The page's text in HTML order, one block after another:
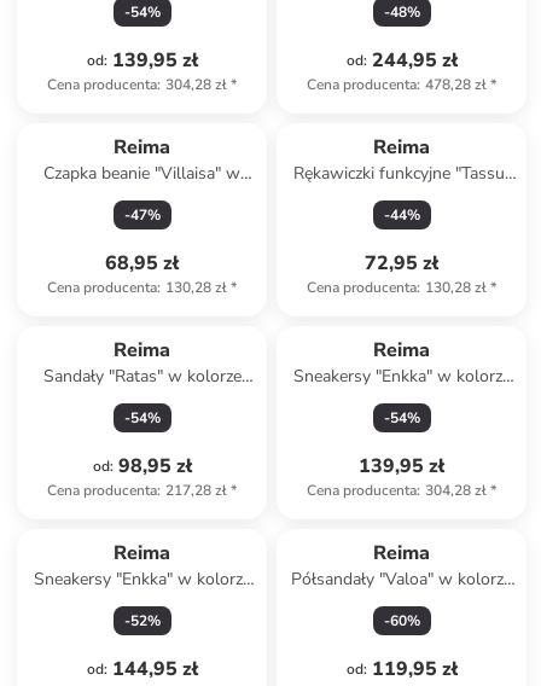
-54%
od: 139,95 zł
Cena producenta: 304,28 zł*
-48%
od: 244,95 zł
Cena producenta: 478,28 zł*
Reima
Czapka beanie "Villaisa" w
kolorze niebieskim
-47%
68,95 zł
Cena producenta: 130,28 zł*
Reima
Rękawiczki funkcyjne "Tassu"
w kolorze czarnym
-44%
72,95 zł
Cena producenta: 130,28 zł*
Reima
Sandały "Ratas" w kolorze
różowym
-54%
od: 98,95 zł
Cena producenta: 217,28 zł*
Reima
Sneakersy "Enkka" w kolorze
biało-niebieskim
-54%
139,95 zł
Cena producenta: 304,28 zł*
Reima
Sneakersy "Enkka" w kolorze
fioletowym
-52%
od: 144,95 zł
Reima
Półsandały "Valoa" w kolorze
fioletowym
-60%
od: 119,95 zł